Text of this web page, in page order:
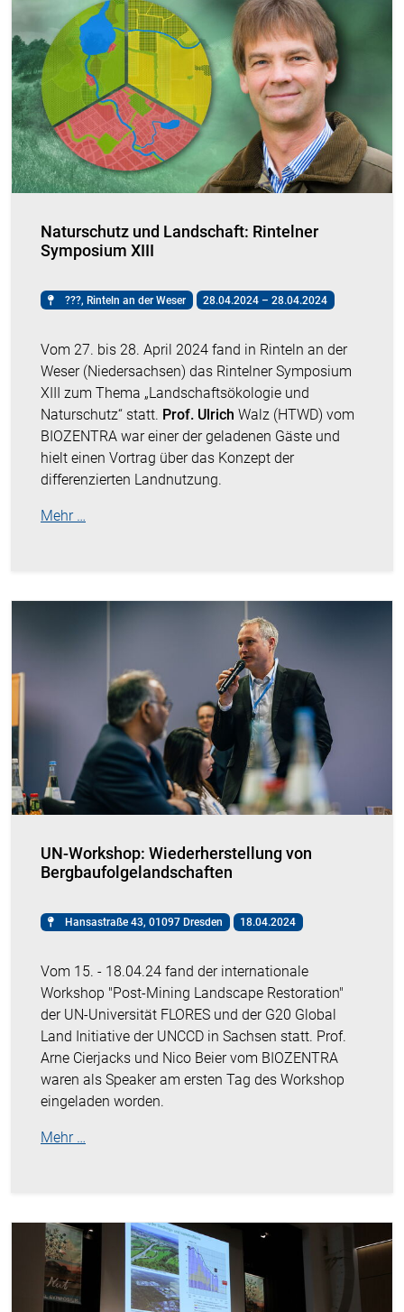
Naturschutz und Landschaft: Rintelner
Symposium XIII
???, Rinteln an der Weser 28.04.2024 – 28.04.2024
Vom 27. bis 28. April 2024 fand in Rinteln an der
Weser (Niedersachsen) das Rintelner Symposium
XIII zum Thema „Landschaftsökologie und
Naturschutz“ statt. Prof. Ulrich Walz (HTWD) vom
BIOZENTRA war einer der geladenen Gäste und
hielt einen Vortrag über das Konzept der
differenzierten Landnutzung.
Mehr …
UN-Workshop: Wiederherstellung von
Bergbaufolgelandschaften
Hansastraße 43, 01097 Dresden 18.04.2024
Vom 15. - 18.04.24 fand der internationale
Workshop "Post-Mining Landscape Restoration"
der UN-Universität FLORES und der G20 Global
Land Initiative der UNCCD in Sachsen statt. Prof.
Arne Cierjacks und Nico Beier vom BIOZENTRA
waren als Speaker am ersten Tag des Workshop
eingeladen worden.
Mehr …